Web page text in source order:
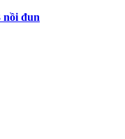
nồi đun